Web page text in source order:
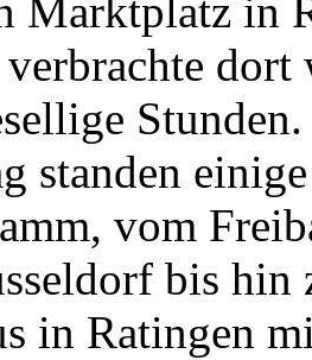
Marktplatz in
dort
Stunden.
standen
vom
bis hin
in Ratingen